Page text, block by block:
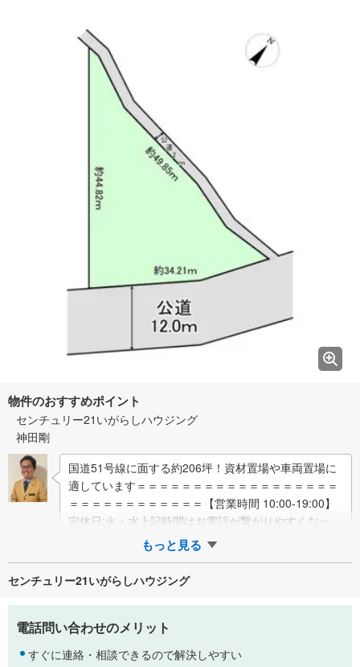
物件のおすすめポイント
センチュリー21いがらしハウジング
神田剛
国道51号線に面する約206坪！資材置場や車両置場に
適しています＝＝＝＝＝＝＝＝＝＝＝＝＝＝＝＝＝＝
＝＝＝＝＝＝＝＝＝＝＝＝【営業時間 10:00-19:00】
定休日:火・水上記時間はお電話が繋がりやすくなって
おります。ぜひお気軽…
もっと見る
センチュリー21いがらしハウジング
電話問い合わせのメリット
すぐに連絡・相談できるので解決しやすい